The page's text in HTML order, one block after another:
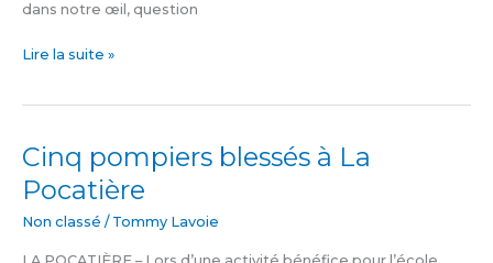
dans notre œil, question
Lire la suite »
Cinq pompiers blessés à La
Pocatière
Non classé / Tommy Lavoie
Cinq
pompiers
blessés
à